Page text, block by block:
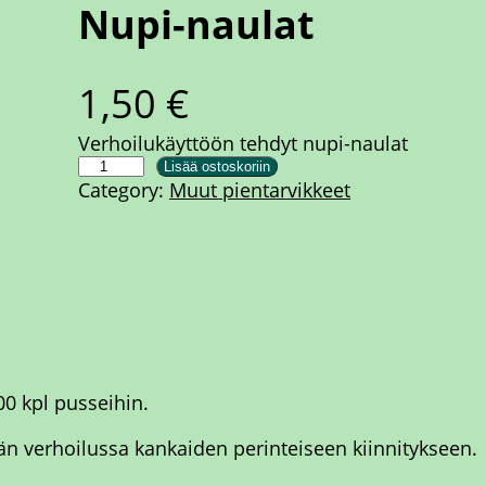
Nupi-naulat
1,50 €
Verhoilukäyttöön tehdyt nupi-naulat
u
a
m
Lisää ostoskoriin
Category: Muut pientarvikkeet
kpl pusseihin.
verhoilussa kankaiden perinteiseen kiinnitykseen.